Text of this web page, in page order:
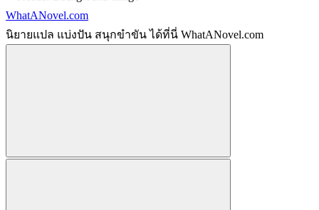
WhatANovel.com
นิยายแปล แบ่งปัน สนุกขำขัน ได้ที่นี่ WhatANovel.com